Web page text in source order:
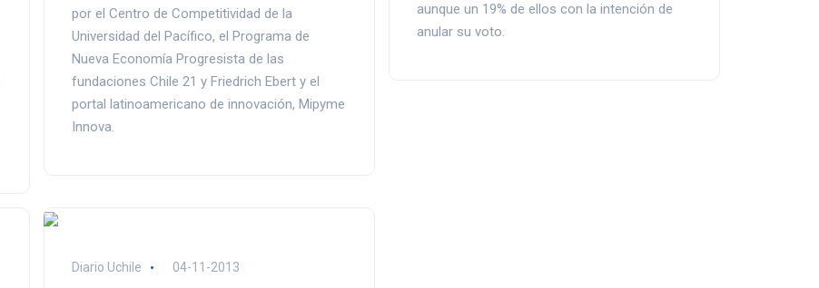
por el Centro de Competitividad de la
Universidad del Pacífico, el Programa de
Nueva Economía Progresista de las
fundaciones Chile 21 y Friedrich Ebert y el
portal latinoamericano de innovación, Mipyme
Innova.
aunque un 19% de ellos con la intención de
anular su voto.
Diario Uchile 04-11-2013